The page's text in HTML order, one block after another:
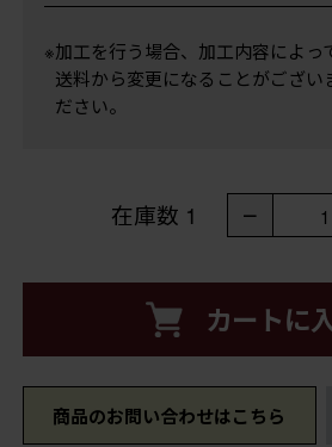
※加工を行う場合、加工内容によっ
送料から変更になることがござい
ださい。
在庫数 1 － 1
カートに
商品のお問い合わせはこちら